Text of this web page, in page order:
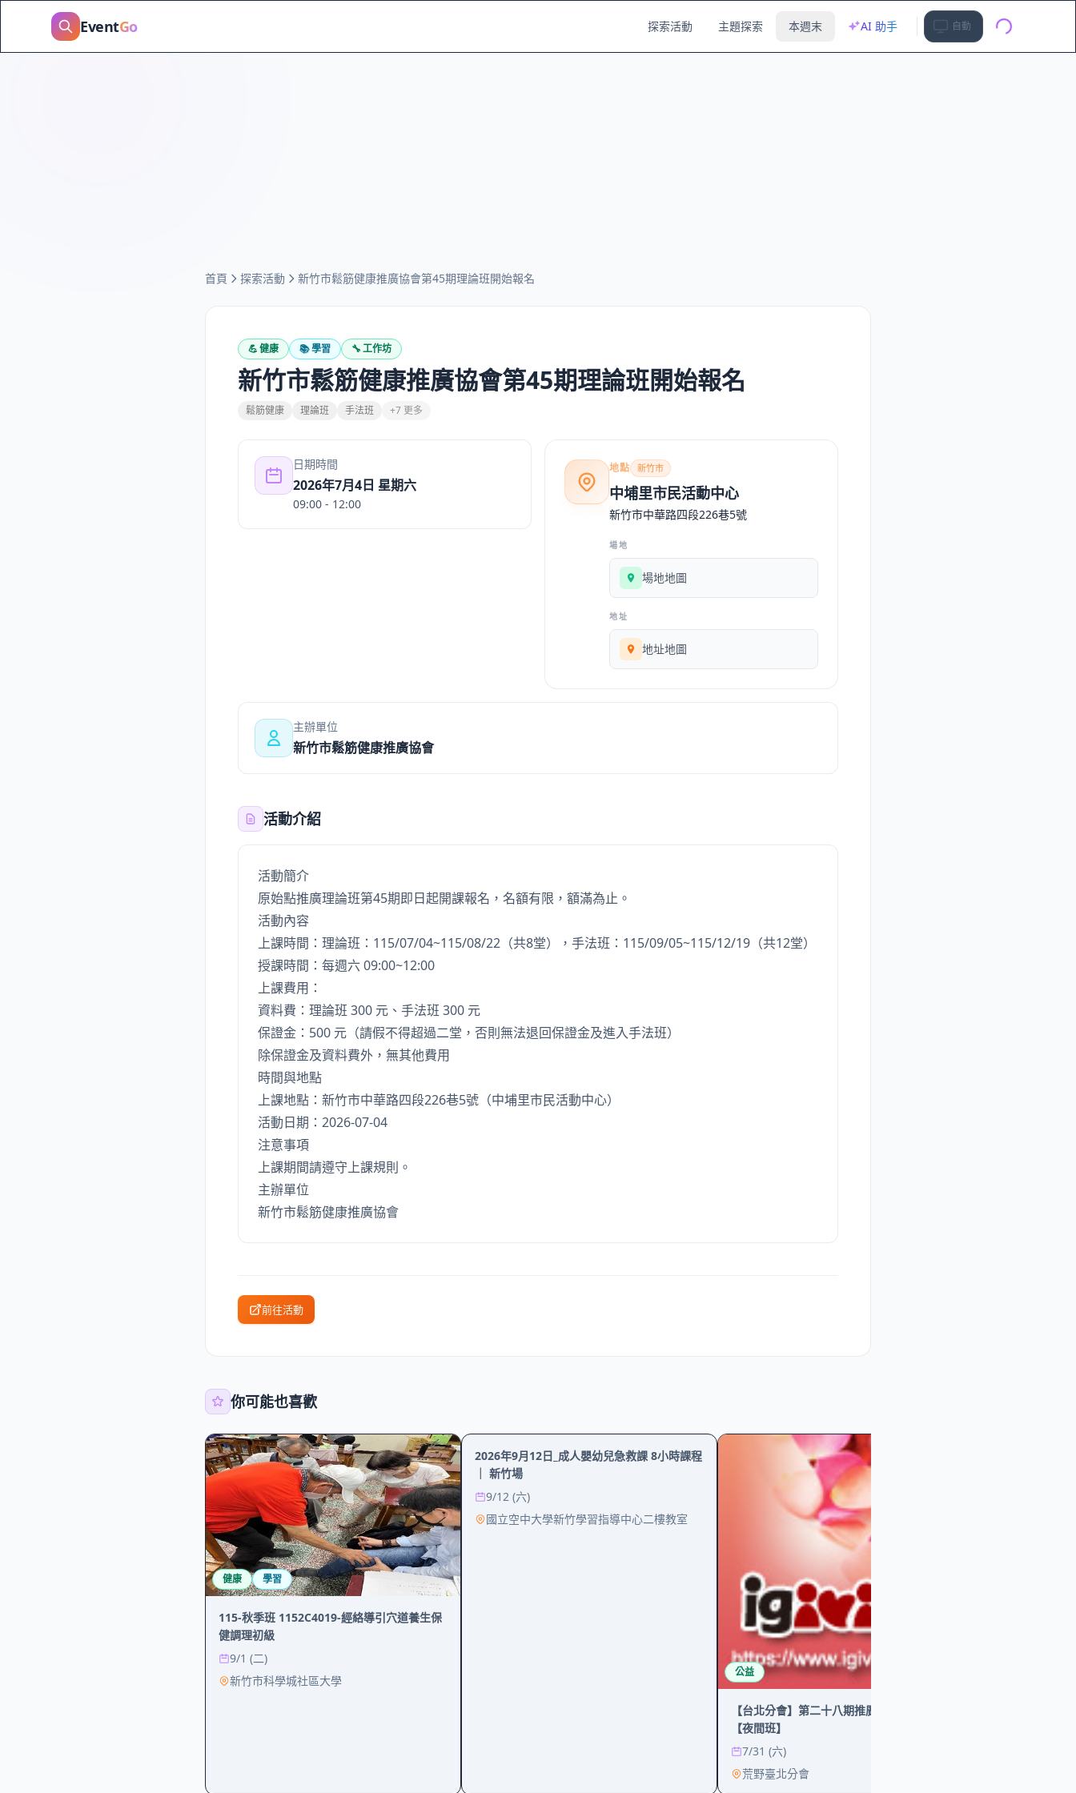
EventGo 探索活動 主題探索 本週末 AI 助手 自動
首頁 探索活動 新竹市鬆筋健康推廣協會第45期理論班開始報名
💪健康 📚學習 🔧工作坊
新竹市鬆筋健康推廣協會第45期理論班開始報名
鬆筋健康 理論班 手法班 +7 更多
日期時間
2026年7月4日 星期六
09:00 - 12:00
地點 新竹市
中埔里市民活動中心
新竹市中華路四段226巷5號
場地
場地地圖
地址
地址地圖
主辦單位
新竹市鬆筋健康推廣協會
活動介紹
活動簡介
原始點推廣理論班第45期即日起開課報名，名額有限，額滿為止。
活動內容
上課時間：理論班：115/07/04~115/08/22（共8堂），手法班：115/09/05~115/12/19（共12堂）
授課時間：每週六 09:00~12:00
上課費用：
資料費：理論班 300 元、手法班 300 元
保證金：500 元（請假不得超過二堂，否則無法退回保證金及進入手法班）
除保證金及資料費外，無其他費用
時間與地點
上課地點：新竹市中華路四段226巷5號（中埔里市民活動中心）
活動日期：2026-07-04
注意事項
上課期間請遵守上課規則。
主辦單位
新竹市鬆筋健康推廣協會
前往活動
你可能也喜歡
健康 學習
115-秋季班 1152C4019-經絡導引穴道養生保
健調理初級
9/1 (二)
新竹市科學城社區大學
2026年9月12日_成人嬰幼兒急救課 8小時課程
｜ 新竹場
9/12 (六)
國立空中大學新竹學習指導中心二樓教室
公益
【台北分會】第二十八期推廣講師志工培訓班
【夜間班】
7/31 (六)
荒野臺北分會